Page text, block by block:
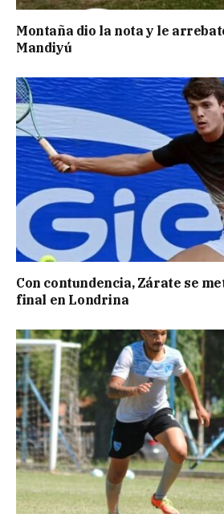
Montaña dio la nota y le
Mandiyú
Con contundencia, Zárate se
final en Londrina